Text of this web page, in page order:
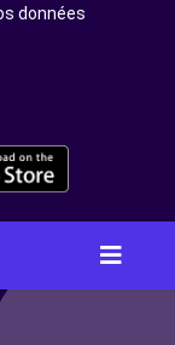
données